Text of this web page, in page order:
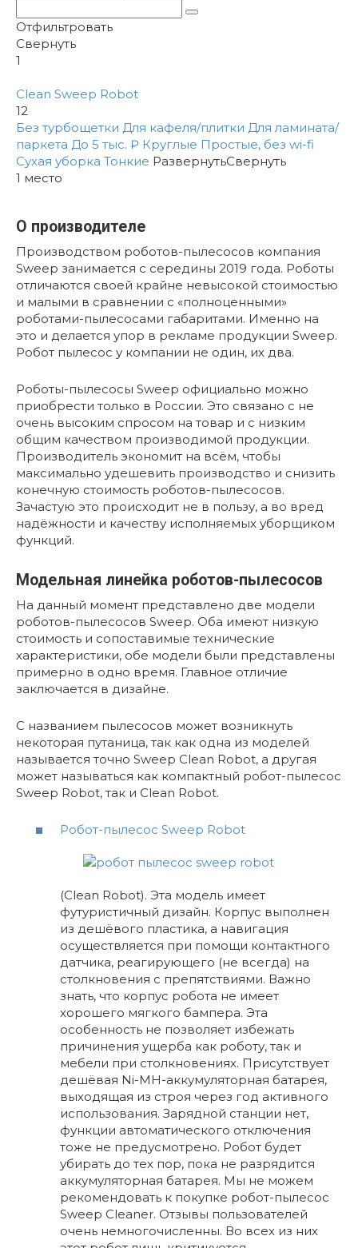
Отфильтровать
Свернуть
1
Clean Sweep Robot
12
Без турбощетки Для кафеля/плитки Для ламината/
паркета До 5 тыс. ₽ Круглые Простые, без wi-fi
Сухая уборка Тонкие РазвернутьСвернуть
1 место
О производителе
Производством роботов-пылесосов компания
Sweep занимается с середины 2019 года. Роботы
отличаются своей крайне невысокой стоимостью
и малыми в сравнении с «полноценными»
роботами-пылесосами габаритами. Именно на
это и делается упор в рекламе продукции Sweep.
Робот пылесос у компании не один, их два.
Роботы-пылесосы Sweep официально можно
приобрести только в России. Это связано с не
очень высоким спросом на товар и с низким
общим качеством производимой продукции.
Производитель экономит на всём, чтобы
максимально удешевить производство и снизить
конечную стоимость роботов-пылесосов.
Зачастую это происходит не в пользу, а во вред
надёжности и качеству исполняемых уборщиком
функций.
Модельная линейка роботов-пылесосов
На данный момент представлено две модели
роботов-пылесосов Sweep. Оба имеют низкую
стоимость и сопоставимые технические
характеристики, обе модели были представлены
примерно в одно время. Главное отличие
заключается в дизайне.
С названием пылесосов может возникнуть
некоторая путаница, так как одна из моделей
называется точно Sweep Clean Robot, а другая
может называться как компактный робот-пылесос
Sweep Robot, так и Clean Robot.
Робот-пылесос Sweep Robot
(Clean Robot). Эта модель имеет
футуристичный дизайн. Корпус выполнен
из дешёвого пластика, а навигация
осуществляется при помощи контактного
датчика, реагирующего (не всегда) на
столкновения с препятствиями. Важно
знать, что корпус робота не имеет
хорошего мягкого бампера. Эта
особенность не позволяет избежать
причинения ущерба как роботу, так и
мебели при столкновениях. Присутствует
дешёвая Ni-MH-аккумуляторная батарея,
выходящая из строя через год активного
использования. Зарядной станции нет,
функции автоматического отключения
тоже не предусмотрено. Робот будет
убирать до тех пор, пока не разрядится
аккумуляторная батарея. Мы не можем
рекомендовать к покупке робот-пылесос
Sweep Cleaner. Отзывы пользователей
очень немногочисленны. Во всех из них